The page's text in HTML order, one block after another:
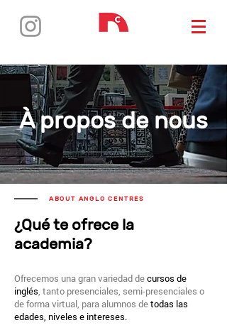
À propos de nous
ABOUT ANGLO CENTRES
¿Qué te ofrece la
academia?
Ofrecemos una gran variedad decursos de
inglés, tanto presenciales, semi-presenciales o
de forma virtual, para alumnos detodas las
edades, niveles e intereses.